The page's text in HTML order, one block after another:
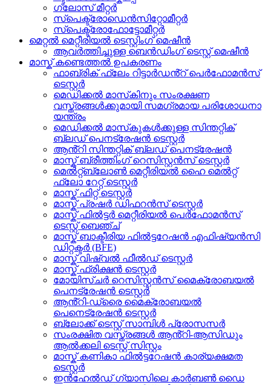
ഗ്ലോസ് മീറ്റർ
സ്പെക്ട്രോഡെൻസിറ്റോമീറ്റർ
സ്പെക്ട്രോഫോട്ടോമീറ്റർ
മെറ്റൽ മെറ്റീരിയൽ ടെസ്റ്റിംഗ് മെഷീൻ
ആവർത്തിച്ചുള്ള ബെൻഡിംഗ് ടെസ്റ്റ് മെഷീൻ
മാസ്ക് കണ്ടെത്തൽ ഉപകരണം
ഫാബ്രിക് ഫ്ലേം റിട്ടാർഡൻ്റ് പെർഫോമൻസ്
ടെസ്റ്റർ
മെഡിക്കൽ മാസ്‌കിനും സംരക്ഷണ
വസ്ത്രങ്ങൾക്കുമായി സമഗ്രമായ പരിശോധനാ
യന്ത്രം
മെഡിക്കൽ മാസ്‌കുകൾക്കുള്ള സിന്തറ്റിക്
ബ്ലഡ് പെനട്രേഷൻ ടെസ്റ്റർ
ആൻ്റി സിന്തറ്റിക് ബ്ലഡ് പെനട്രേഷൻ
മാസ്ക് ബ്രീത്തിംഗ് റെസിസ്റ്റൻസ് ടെസ്റ്റർ
മെൽറ്റ്ബ്ലോൺ മെറ്റീരിയൽ ഹൈ മെൽറ്റ്
ഫ്ലോ റേറ്റ് ടെസ്റ്റർ
മാസ്ക് ഫിറ്റ് ടെസ്റ്റർ
മാസ്ക് പ്രഷർ ഡിഫറൻസ് ടെസ്റ്റർ
മാസ്ക് ഫിൽട്ടർ മെറ്റീരിയൽ പെർഫോമൻസ്
ടെസ്റ്റ് ബെഞ്ച്
മാസ്ക് ബാക്ടീരിയ ഫിൽട്ടറേഷൻ എഫിഷ്യൻസി
ഡിറ്റക്ടർ (BFE)
മാസ്ക് വിഷ്വൽ ഫീൽഡ് ടെസ്റ്റർ
മാസ്ക് ഫ്രിക്ഷൻ ടെസ്റ്റർ
മോയിസ്ചർ റെസിസ്റ്റൻസ് മൈക്രോബയൽ
പെനട്രേഷൻ ടെസ്റ്റർ
ആൻ്റി-ഡ്രൈ മൈക്രോബയൽ
പെനെട്രേഷൻ ടെസ്റ്റർ
ബ്ലോക്ക് ടെസ്റ്റ് സാമ്പിൾ പ്രോസസർ
സംരക്ഷിത വസ്ത്രങ്ങൾ ആൻ്റി-ആസിഡും
ആൽക്കലി ടെസ്റ്റ് സിസ്റ്റം
മാസ്ക് കണികാ ഫിൽട്ടറേഷൻ കാര്യക്ഷമത
ടെസ്റ്റർ
ഇൻഹേൽഡ് ഗ്യാസിലെ കാർബൺ ഡൈ